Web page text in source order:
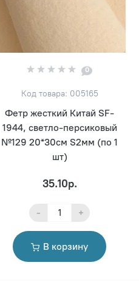
0
Код товара: 005165
Фетр жесткий Китай SF-
1944, светло-персиковый
№129 20*30см S2мм (по 1
шт)
35.10р.
- +
В корзину